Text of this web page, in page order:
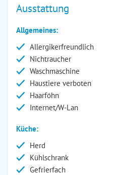
Ausstattung
Allgemeines:
Allergikerfreundlich
Nichtraucher
Waschmaschine
Haustiere verboten
Haarföhn
Internet/W-Lan
Küche:
Herd
Kühlschrank
Gefrierfach